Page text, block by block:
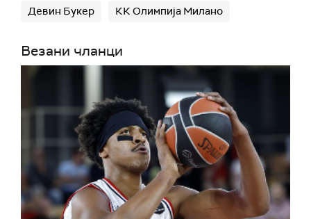
Девин Букер КК Олимпија Милано
Везани чланци